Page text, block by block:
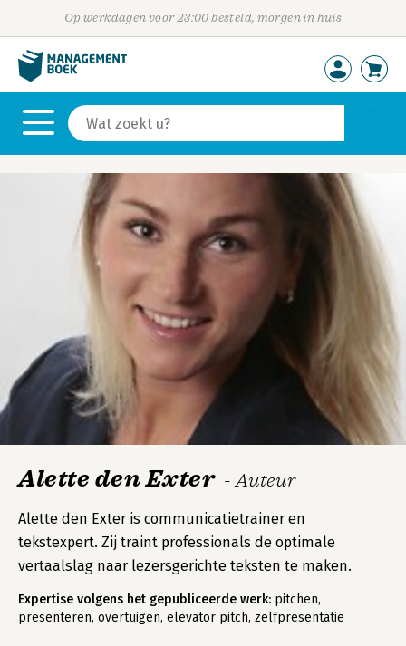
Op werkdagen voor 23:00 besteld, morgen in huis
Alette den Exter - Auteur
Alette den Exter is communicatietrainer en
tekstexpert. Zij traint professionals de optimale
vertaalslag naar lezersgerichte teksten te maken.
Expertise volgens het gepubliceerde werk: pitchen,
presenteren, overtuigen, elevator pitch, zelfpresentatie